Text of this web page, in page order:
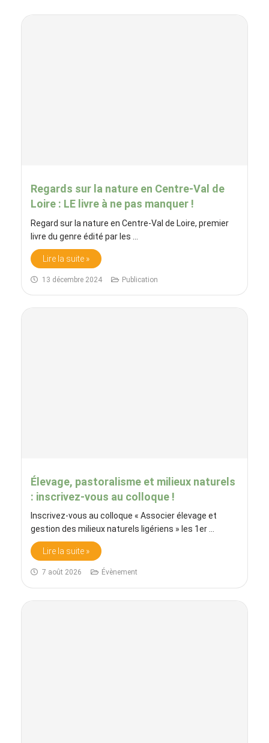
Regards sur la nature en Centre-Val de
Loire : LE livre à ne pas manquer !
Regard sur la nature en Centre-Val de Loire, premier
livre du genre édité par les ...
Lire la suite »
13 décembre 2024 Publication
Élevage, pastoralisme et milieux naturels
: inscrivez-vous au colloque !
Inscrivez-vous au colloque « Associer élevage et
gestion des milieux naturels ligériens » les 1er ...
Lire la suite »
7 août 2026 Évènement